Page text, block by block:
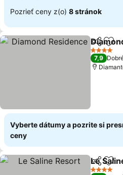
Pozrieť ceny z(o) 8 stránok
Zdieľať
4 Počet
7,9
Vyberte dátumy a pozrite si
ceny
Zdieľať
Le
4 Počet